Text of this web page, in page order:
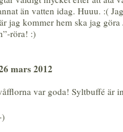
än vatten idag. Huuu. :(
jag kommer hem ska jag göra
röra! :)
mars 2012
var goda! Syltbuffé är
)